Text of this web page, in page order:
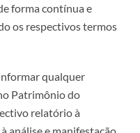
forma contínua e
os respectivos termos
qualquer
Patrimônio do
relatório à